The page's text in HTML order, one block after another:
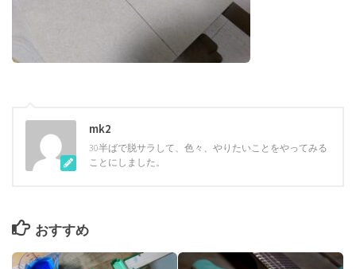
mk2
30半ばで脱サラして、色々、やりたいことをやってみる
ことにしました。
おすすめ